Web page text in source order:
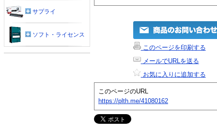
このページを印刷する
メールでURLを送る
お気に入りに追加する
このページのURL
https://plth.me/41080162
サプライ
ソフト・ライセンス